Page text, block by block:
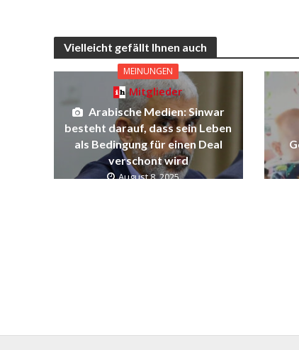
Vielleicht gefällt Ihnen auch
MEINUNGEN
Mitglieder
Arabische Medien: Sinwar
besteht darauf, dass sein Leben
als Bedingung für einen Deal
verschont wird
August 8, 2025